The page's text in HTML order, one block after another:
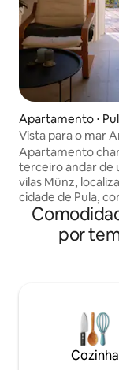
Apartamento ⋅
Vista para o mar
Apartamento
terceiro andar de
vilas Münz,
cidade de Pula,
O apartamento
do anfiteatro de
do outro lado da
turísticos e
oferece uma bela
tornando este
perfeita para
por
Cozinha